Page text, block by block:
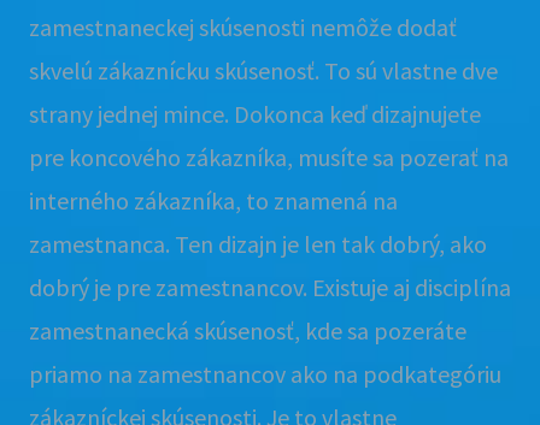
zamestnaneckej skúsenosti nemôže dodať
skvelú zákaznícku skúsenosť. To sú vlastne dve
strany jednej mince. Dokonca keď dizajnujete
pre koncového zákazníka, musíte sa pozerať na
interného zákazníka, to znamená na
zamestnanca. Ten dizajn je len tak dobrý, ako
dobrý je pre zamestnancov. Existuje aj disciplína
zamestnanecká skúsenosť, kde sa pozeráte
priamo na zamestnancov ako na podkategóriu
zákazníckej skúsenosti. Je to vlastne